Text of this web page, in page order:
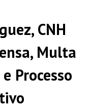
CNH
Multa
Processo